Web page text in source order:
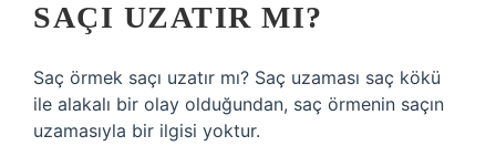
SAÇI UZATIR MI?
Saç örmek saçı uzatır mı? Saç uzaması saç kökü
ile alakalı bir olay olduğundan, saç örmenin saçın
uzamasıyla bir ilgisi yoktur.